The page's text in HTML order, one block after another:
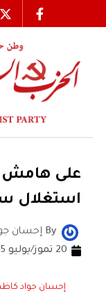
على هامش
استغلال
By إحسان
20 تموز/يوليو 2025
إحسان جواد